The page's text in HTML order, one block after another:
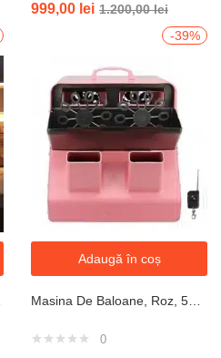
999,00 lei 1.200,00lei
-39%
Adaugă în coș
0